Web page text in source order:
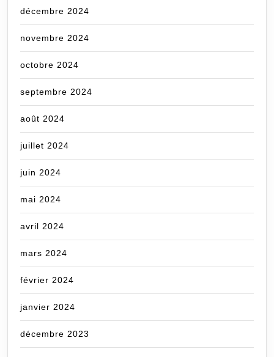
décembre 2024
novembre 2024
octobre 2024
septembre 2024
août 2024
juillet 2024
juin 2024
mai 2024
avril 2024
mars 2024
février 2024
janvier 2024
décembre 2023